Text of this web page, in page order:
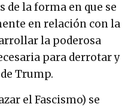
de la forma en que se
en relación con la
la poderosa
para derrotar y
Trump.
el Fascismo) se